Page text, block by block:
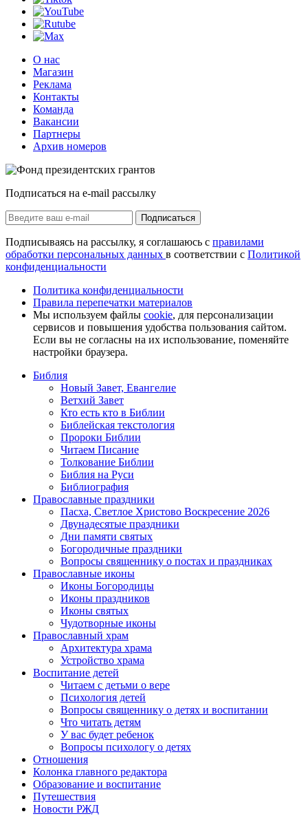
О нас
Магазин
Реклама
Контакты
Команда
Вакансии
Партнеры
Архив номеров
Подписаться на e-mail рассылку
Подписаться
Подписываясь на рассылку, я соглашаюсь с правилами
обработки персональных данных в соответствии с Политикой
конфиденциальности
Политика конфиденциальности
Правила перепечатки материалов
Мы используем файлы cookie, для персонализации
сервисов и повышения удобства пользования сайтом.
Если вы не согласны на их использование, поменяйте
настройки браузера.
Библия
Новый Завет, Евангелие
Ветхий Завет
Кто есть кто в Библии
Библейская текстология
Пророки Библии
Читаем Писание
Толкование Библии
Библия на Руси
Библиография
Православные праздники
Пасха, Светлое Христово Воскресение 2026
Двунадесятые праздники
Дни памяти святых
Богородичные праздники
Вопросы священнику о постах и праздниках
Православные иконы
Иконы Богородицы
Иконы праздников
Иконы святых
Чудотворные иконы
Православный храм
Архитектура храма
Устройство храма
Воспитание детей
Читаем с детьми о вере
Психология детей
Вопросы священнику о детях и воспитании
Что читать детям
У вас будет ребенок
Вопросы психологу о детях
Отношения
Колонка главного редактора
Образование и воспитание
Путешествия
Новости РЖД